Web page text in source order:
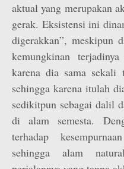
aktual yang merupakan
gerak. Eksistensi ini
digerakkan”, meskipun
kemungkinan
karena dia sama sekali
sehingga karena itulah
sedikitpun sebagai dalil
di alam semesta.
terhadap
sehingga alam